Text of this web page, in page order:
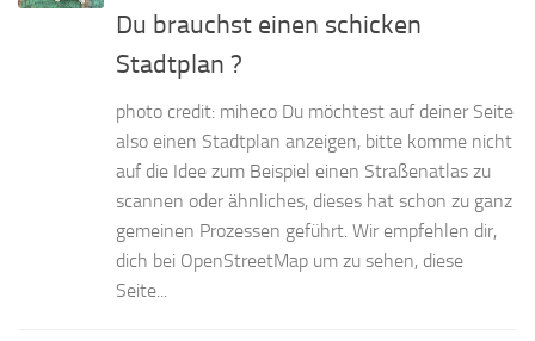
Du brauchst einen schicken
Stadtplan ?
photo credit: miheco Du möchtest auf deiner Seite
also einen Stadtplan anzeigen, bitte komme nicht
auf die Idee zum Beispiel einen Straßenatlas zu
scannen oder ähnliches, dieses hat schon zu ganz
gemeinen Prozessen geführt. Wir empfehlen dir,
dich bei OpenStreetMap um zu sehen, diese
Seite...